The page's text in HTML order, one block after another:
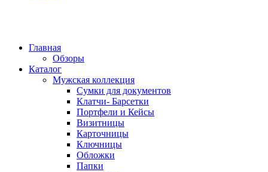
Главная
Обзоры
Каталог
Мужская коллекция
Сумки для документов
Клатчи- Барсетки
Портфели и Кейсы
Визитницы
Карточницы
Ключницы
Обложки
Папки